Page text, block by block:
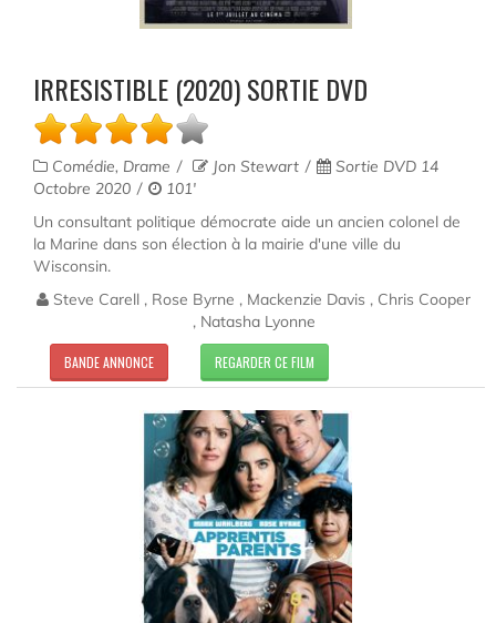
IRRESISTIBLE (2020) SORTIE DVD
Comédie, Drame Jon Stewart
Sortie DVD 14
Octobre 2020
101'
Un consultant politique démocrate aide un ancien colonel de
la Marine dans son élection à la mairie d'une ville du
Wisconsin.
Steve Carell , Rose Byrne , Mackenzie Davis , Chris Cooper
, Natasha Lyonne
BANDE ANNONCE REGARDER CE FILM